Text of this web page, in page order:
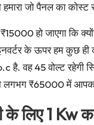
जो पैनल का कोस्ट
₹15000 हो जाएगा कि
के ऊपर हम कुछ
है. वह 45 वोल्ट रहेगी
लगभग ₹65000 में
के लिए 1 Kw